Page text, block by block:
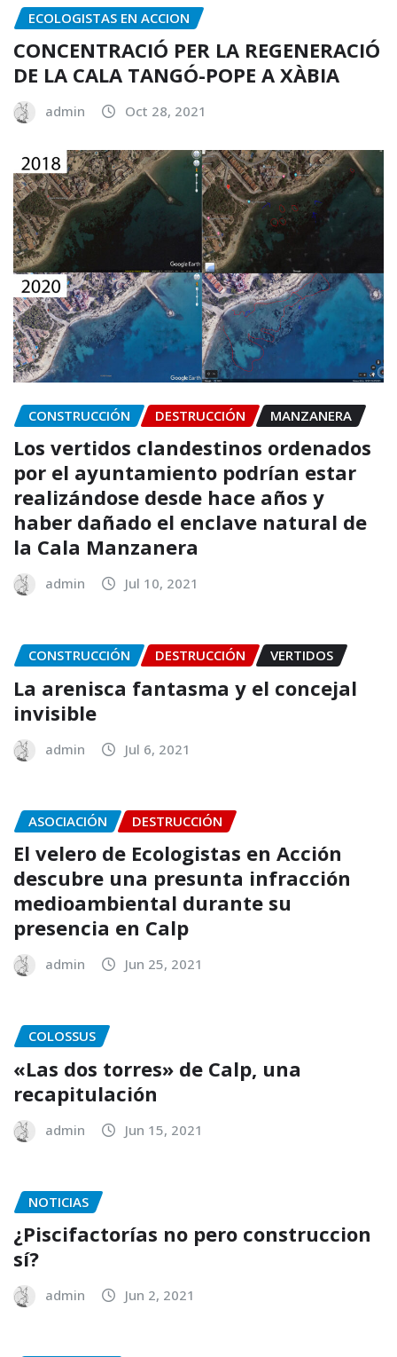
ECOLOGISTAS EN ACCION
CONCENTRACIÓ PER LA REGENERACIÓ
DE LA CALA TANGÓ-POPE A XÀBIA
admin Oct 28, 2021
CONSTRUCCIÓN DESTRUCCIÓN MANZANERA
Los vertidos clandestinos ordenados
por el ayuntamiento podrían estar
realizándose desde hace años y
haber dañado el enclave natural de
la Cala Manzanera
admin Jul 10, 2021
CONSTRUCCIÓN DESTRUCCIÓN VERTIDOS
La arenisca fantasma y el concejal
invisible
admin Jul 6, 2021
ASOCIACIÓN DESTRUCCIÓN
El velero de Ecologistas en Acción
descubre una presunta infracción
medioambiental durante su
presencia en Calp
admin Jun 25, 2021
COLOSSUS
«Las dos torres» de Calp, una
recapitulación
admin Jun 15, 2021
NOTICIAS
¿Piscifactorías no pero construccion
sí?
admin Jun 2, 2021